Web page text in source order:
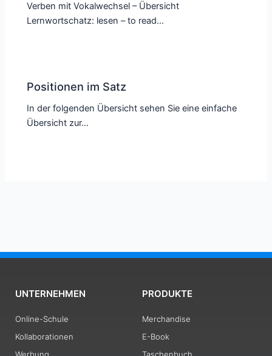
Verben mit Vokalwechsel – Übersicht
Lernwortschatz: lesen – to read…
Positionen im Satz
In der folgenden Übersicht sehen Sie eine einfache
Übersicht zur…
UNTERNEHMEN
Online-Schule
Kollaborationen
PRODUKTE
Merchandise
E-Book